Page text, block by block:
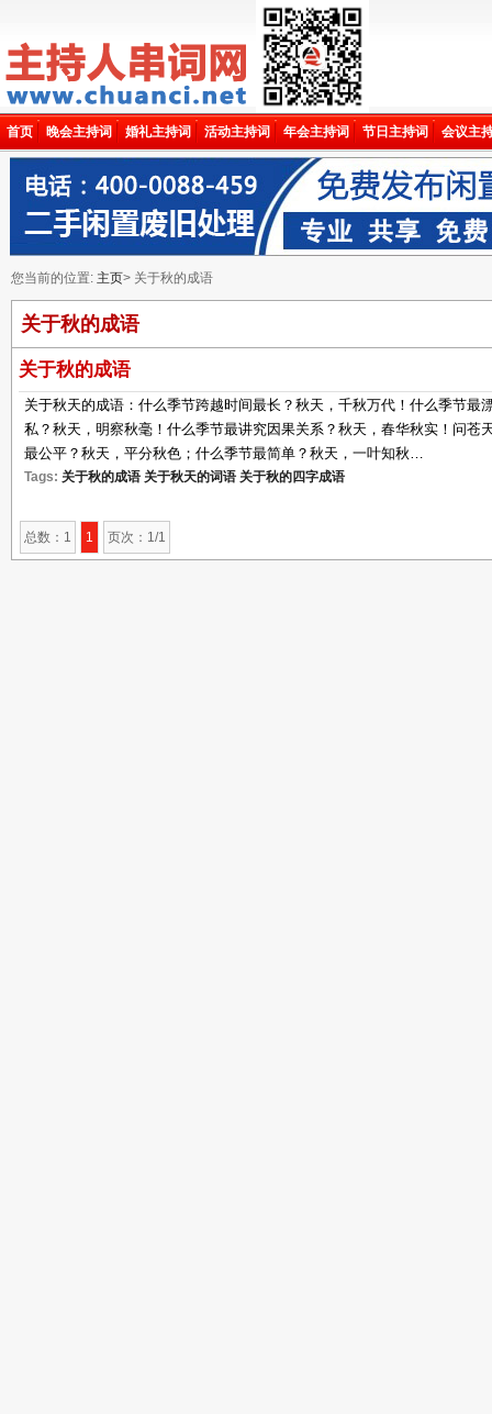
首页 晚会主持词 婚礼主持词 活动主持词 年会主持词 节日主持词 会议主
您当前的位置: 主页> 关于秋的成语
关于秋的成语
关于秋的成语
关于秋天的成语：什么季节跨越时间最长？秋天，千秋万代！什么季节最
私？秋天，明察秋毫！什么季节最讲究因果关系？秋天，春华秋实！问苍
最公平？秋天，平分秋色；什么季节最简单？秋天，一叶知秋…
Tags: 关于秋的成语 关于秋天的词语 关于秋的四字成语
总数：1 1 页次：1/1